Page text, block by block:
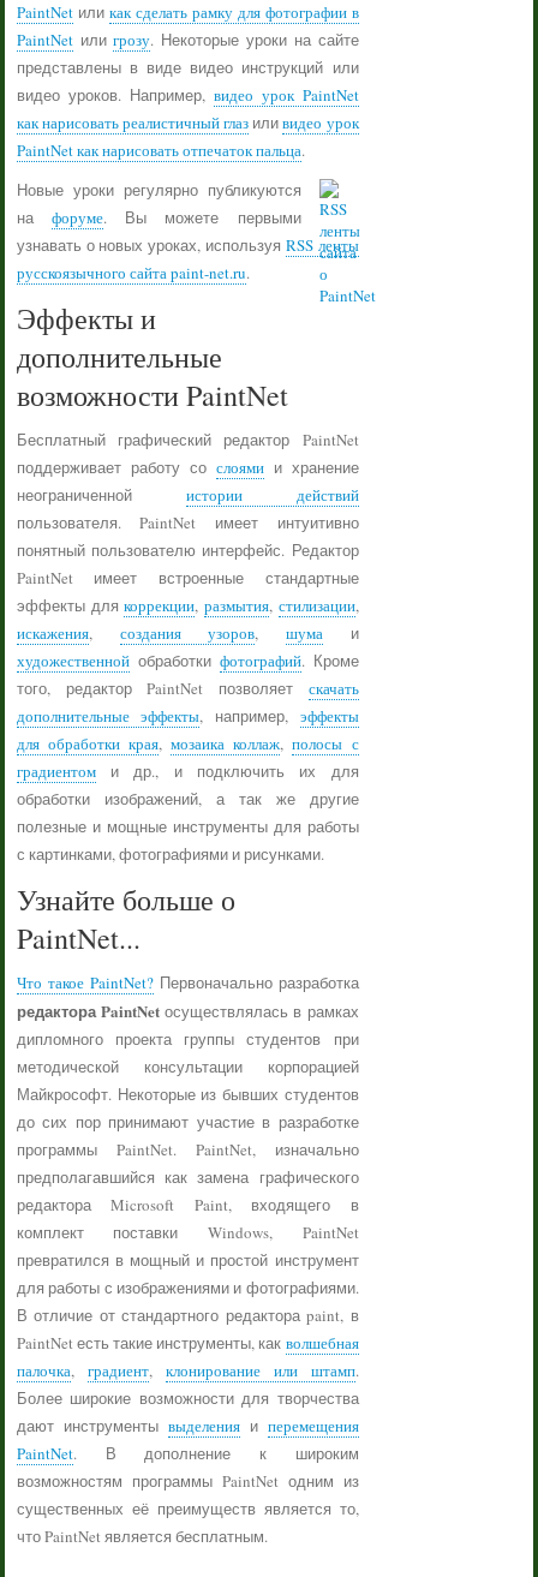
PaintNetили как сделать рамку для фотографии в
PaintNetилигрозу. Некоторые уроки на сайте
представлены в виде видео инструкций или
видео уроков. Например, видео урок PaintNet
как нарисовать реалистичный глаз иливидео урок
PaintNet как нарисовать отпечаток пальца.
Новые уроки регулярно публикуются
нафоруме. Вы можете первыми
узнавать о новых уроках, используя RSS ленты
русскоязычного сайта paint-net.ru.
Эффекты и
дополнительные
возможности PaintNet
Бесплатный графический редактор PaintNet
поддерживает работу со слоямии хранение
неограниченной истории действий
пользователя. PaintNet имеет интуитивно
понятный пользователю интерфейс. Редактор
PaintNet имеет встроенные стандартные
эффекты длякоррекции, размытия, стилизации,
искажения, создания узоров, шумаи
художественнойобработки фотографий. Кроме
того, редактор PaintNet позволяет скачать
дополнительные эффекты, например, эффекты
для обработки края,мозаика коллаж,полосы с
градиентоми др., и подключить их для
обработки изображений, а так же другие
полезные и мощные инструменты для работы
с картинками, фотографиями и рисунками.
Узнайте больше о
PaintNet...
Что такое PaintNet?Первоначально разработка
редактора PaintNet осуществлялась в рамках
дипломного проекта группы студентов при
методической консультации корпорацией
Майкрософт. Некоторые из бывших студентов
до сих пор принимают участие в разработке
программы PaintNet. PaintNet, изначально
предполагавшийся как замена графического
редактора Microsoft Paint, входящего в
комплект поставки Windows, PaintNet
превратился в мощный и простой инструмент
для работы с изображениями и фотографиями.
В отличие от стандартного редактора paint, в
PaintNet есть такие инструменты, как волшебная
палочка, градиент, клонирование или штамп.
Более широкие возможности для творчества
дают инструменты выделенияи перемещения
PaintNet. В дополнение к широким
возможностям программы PaintNet одним из
существенных её преимуществ является то,
что PaintNet является бесплатным.